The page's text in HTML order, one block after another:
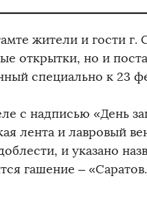
жители и гости г.
открытки, но и
специально к 23
с надписью «День
лента и лавровый
и указано
гашение –